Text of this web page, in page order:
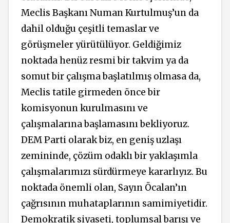
Meclis Başkanı Numan Kurtulmuş’un da
dahil olduğu çeşitli temaslar ve
görüşmeler yürütülüyor. Geldiğimiz
noktada henüz resmi bir takvim ya da
somut bir çalışma başlatılmış olmasa da,
Meclis tatile girmeden önce bir
komisyonun kurulmasını ve
çalışmalarına başlamasını bekliyoruz.
DEM Parti olarak biz, en geniş uzlaşı
zemininde, çözüm odaklı bir yaklaşımla
çalışmalarımızı sürdürmeye kararlıyız. Bu
noktada önemli olan, Sayın Öcalan’ın
çağrısının muhataplarının samimiyetidir.
Demokratik siyaseti, toplumsal barışı ve